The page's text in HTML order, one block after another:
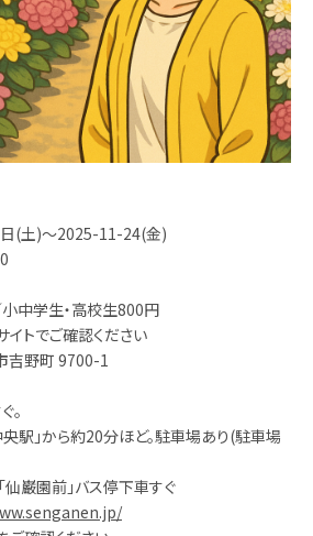
(土)～2025-11-24(金)
中学生・高校生800円
トでご確認ください
吉野町 9700-1
。
駅」から約20分ほど。駐車場あり(駐車場
仙巌園前」バス停下車すぐ